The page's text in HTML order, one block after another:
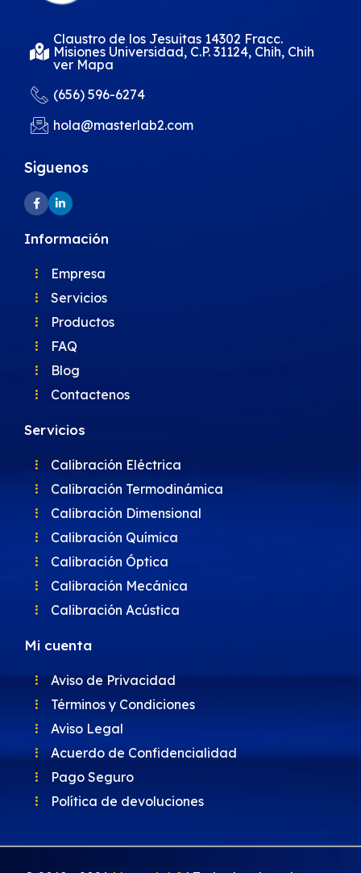
Claustro de los Jesuitas 14302 Fracc.
Misiones Universidad, C.P. 31124, Chih, Chih
ver Mapa
(656) 596-6274
hola@masterlab2.com
Siguenos
Información
Empresa
Servicios
Productos
FAQ
Blog
Contactenos
Servicios
Calibración Eléctrica
Calibración Termodinámica
Calibración Dimensional
Calibración Química
Calibración Óptica
Calibración Mecánica
Calibración Acústica
Mi cuenta
Aviso de Privacidad
Términos y Condiciones
Aviso Legal
Acuerdo de Confidencialidad
Pago Seguro
Política de devoluciones